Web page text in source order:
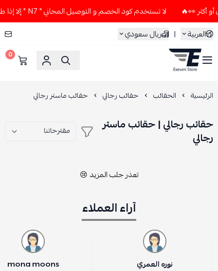
لا تستخدم كود الخصم و التوصيل المجاني " N7 " إلا إذا طلبت قطعتين أو أكثر 👀🔥
العربية
| ريال سعودي
ESEVEN STORE
0
الرئيسية الحقائب حقائب رجالي حقائب ماستر رجالي
حقائب رجالي | حقائب ماستر
رجالي
تعذر جلب المزيد 😢
آراء العملاء
نوره العمري mona moons